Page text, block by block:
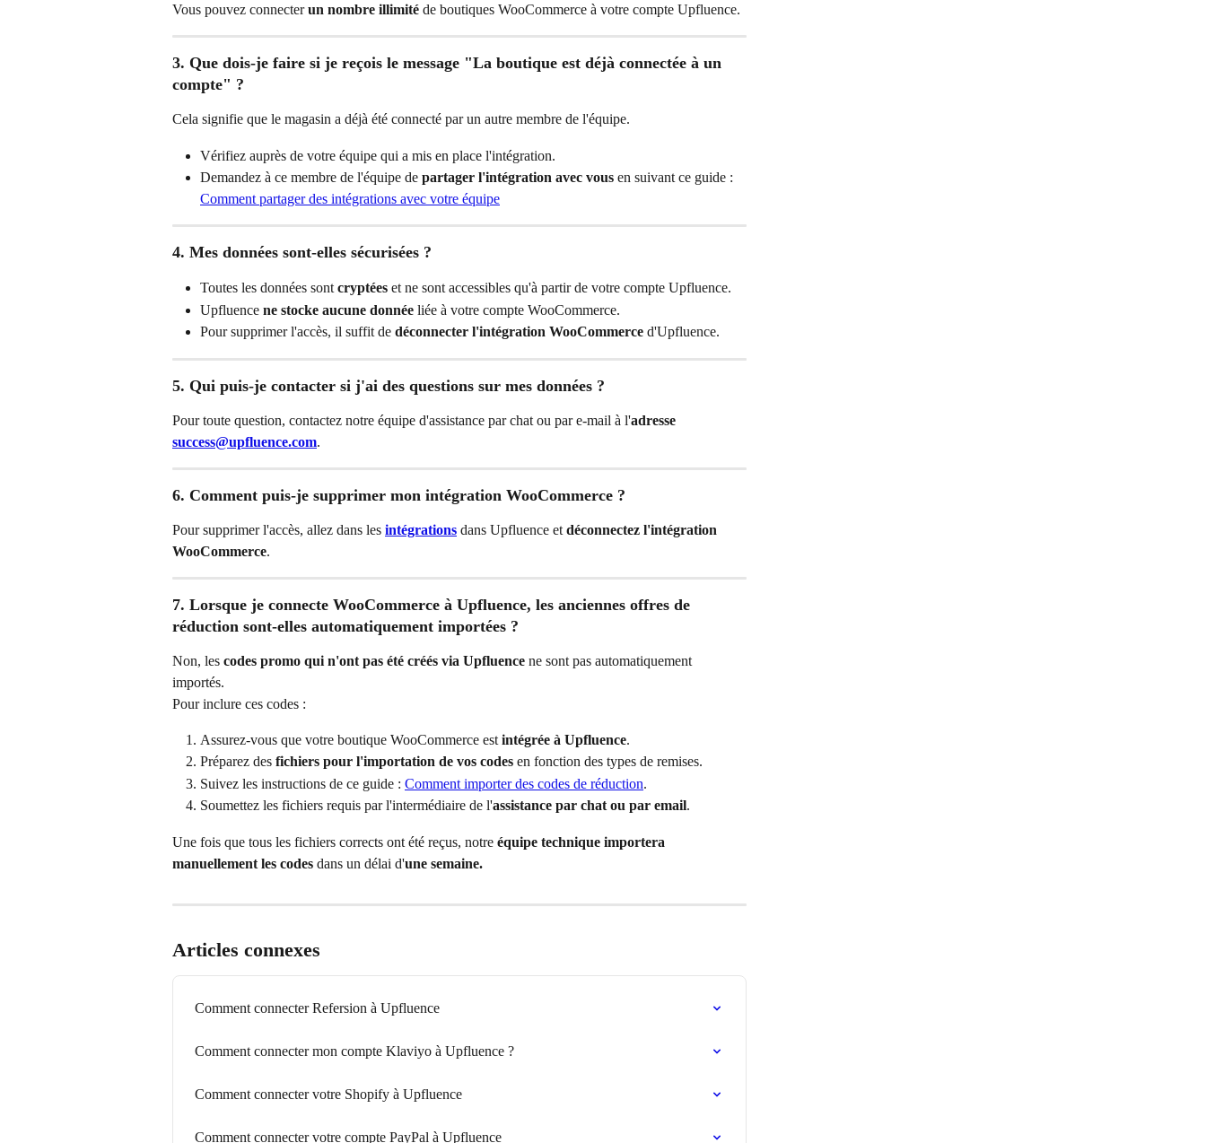
Vous pouvez connecter un nombre illimité de boutiques WooCommerce à votre compte Upfluence.
3. Que dois-je faire si je reçois le message "La boutique est déjà connectée à un
compte" ?
Cela signifie que le magasin a déjà été connecté par un autre membre de l'équipe.
Vérifiez auprès de votre équipe qui a mis en place l'intégration.
Demandez à ce membre de l'équipe de partager l'intégration avec vous en suivant ce guide :
Comment partager des intégrations avec votre équipe
4. Mes données sont-elles sécurisées ?
Toutes les données sont cryptées et ne sont accessibles qu'à partir de votre compte Upfluence.
Upfluence ne stocke aucune donnée liée à votre compte WooCommerce.
Pour supprimer l'accès, il suffit de déconnecter l'intégration WooCommerce d'Upfluence.
5. Qui puis-je contacter si j'ai des questions sur mes données ?
Pour toute question, contactez notre équipe d'assistance par chat ou par e-mail à l'adresse
success@upfluence.com.
6. Comment puis-je supprimer mon intégration WooCommerce ?
Pour supprimer l'accès, allez dans les intégrations dans Upfluence et déconnectez l'intégration
WooCommerce.
7. Lorsque je connecte WooCommerce à Upfluence, les anciennes offres de
réduction sont-elles automatiquement importées ?
Non, les codes promo qui n'ont pas été créés via Upfluence ne sont pas automatiquement
importés.
Pour inclure ces codes :
Assurez-vous que votre boutique WooCommerce est intégrée à Upfluence.
Préparez des fichiers pour l'importation de vos codes en fonction des types de remises.
Suivez les instructions de ce guide : Comment importer des codes de réduction.
Soumettez les fichiers requis par l'intermédiaire de l'assistance par chat ou par email.
Une fois que tous les fichiers corrects ont été reçus, notre équipe technique importera
manuellement les codes dans un délai d'une semaine.
Articles connexes
Comment connecter Refersion à Upfluence
Comment connecter mon compte Klaviyo à Upfluence ?
Comment connecter votre Shopify à Upfluence
Comment connecter votre compte PayPal à Upfluence